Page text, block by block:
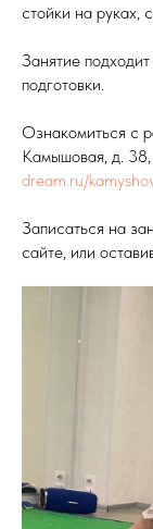
стойки на руках,
Занятие
подготовки.
Ознакомиться с
Камышовая, д.
dream.ru/
Записаться на
сайте, или